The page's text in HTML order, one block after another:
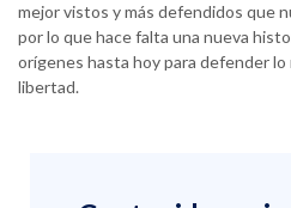
mejor vistos y más defendidos que
por lo que hace falta una nueva
orígenes hasta hoy para defender
libertad.